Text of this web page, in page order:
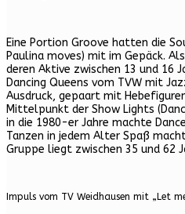
Eine Portion Groove hatten die
Paulina moves) mit im Gepäck.
deren Aktive zwischen 13 und 16
Dancing Queens vom TVW mit
Ausdruck, gepaart mit
Mittelpunkt der Show Lights
in die 1980-er Jahre machte
Tanzen in jedem Alter Spaß
Gruppe liegt zwischen 35 und 62
Impuls vom TV Weidhausen mit „Let